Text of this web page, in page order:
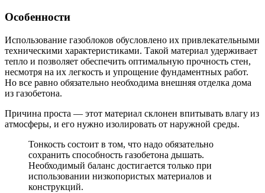
Особенности
Использование газоблоков обусловлено их привлекательными
техническими характеристиками. Такой материал удерживает
тепло и позволяет обеспечить оптимальную прочность стен,
несмотря на их легкость и упрощение фундаментных работ.
Но все равно обязательно необходима внешняя отделка дома
из газобетона.
Причина проста — этот материал склонен впитывать влагу из
атмосферы, и его нужно изолировать от наружной среды.
Тонкость состоит в том, что надо обязательно
сохранить способность газобетона дышать.
Необходимый баланс достигается только при
использовании низкопористых материалов и
конструкций.